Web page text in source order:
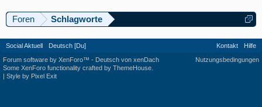
Foren Schlagworte
Social Aktuell Deutsch [Du] Kontakt
Hilfe
Nutzungsbedingungen
Forum software by XenForo™ - Deutsch von xenDach
Some XenForo functionality crafted by ThemeHouse
| Style by Pixel Exit